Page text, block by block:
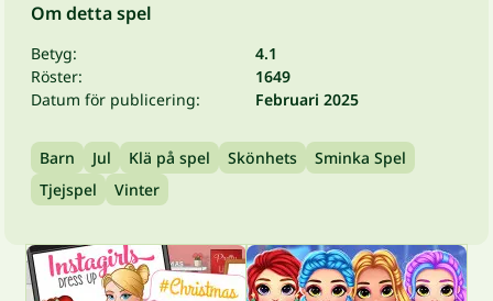
Om detta spel
Betyg:
4.1
Röster:
1649
Datum för publicering:
Februari 2025
Barn Jul Klä på spel Skönhets
Sminka Spel
Tjejspel
Vinter